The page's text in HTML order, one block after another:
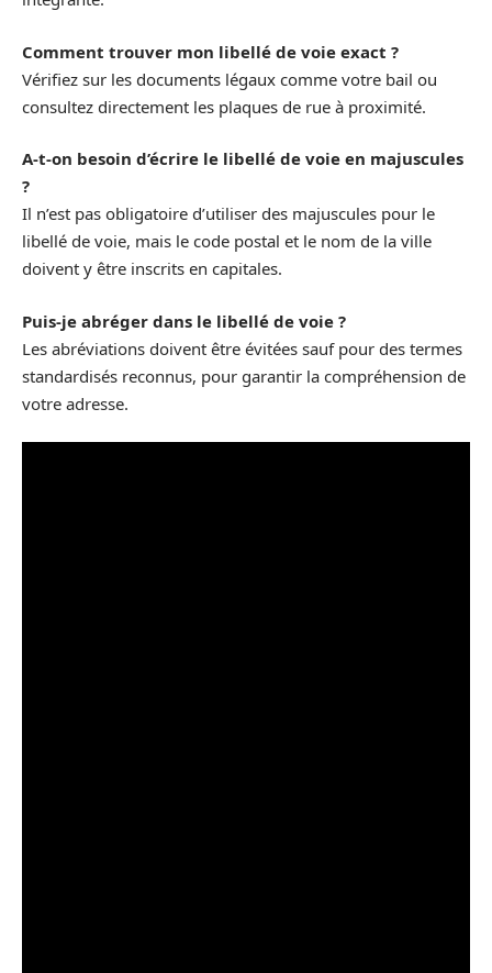
Comment trouver mon libellé de voie exact ?
Vérifiez sur les documents légaux comme votre bail ou
consultez directement les plaques de rue à proximité.
A-t-on besoin d’écrire le libellé de voie en majuscules
?
Il n’est pas obligatoire d’utiliser des majuscules pour le
libellé de voie, mais le code postal et le nom de la ville
doivent y être inscrits en capitales.
Puis-je abréger dans le libellé de voie ?
Les abréviations doivent être évitées sauf pour des termes
standardisés reconnus, pour garantir la compréhension de
votre adresse.